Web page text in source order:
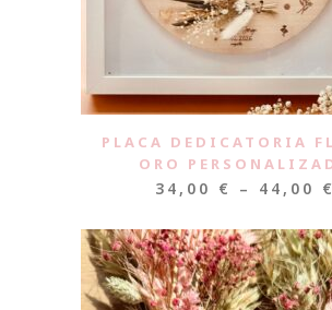
PLACA DEDICATORIA
ORO
34,00 € – 44,00 €